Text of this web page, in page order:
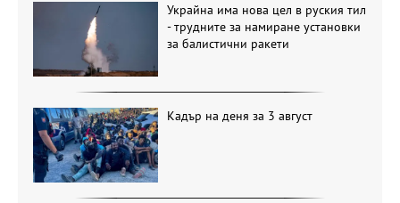
Украйна има нова цел в руския тил
- трудните за намиране установки
за балистични ракети
Кадър на деня за 3 август